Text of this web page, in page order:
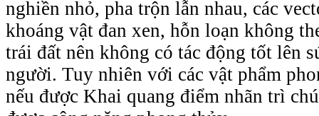
nghiền nhỏ, pha trộn lẫn nhau, các
khoáng vật đan xen, hỗn loạn không
trái đất nên không có tác động tốt lên
người. Tuy nhiên với các vật phẩm
nếu được Khai quang điểm nhãn trì